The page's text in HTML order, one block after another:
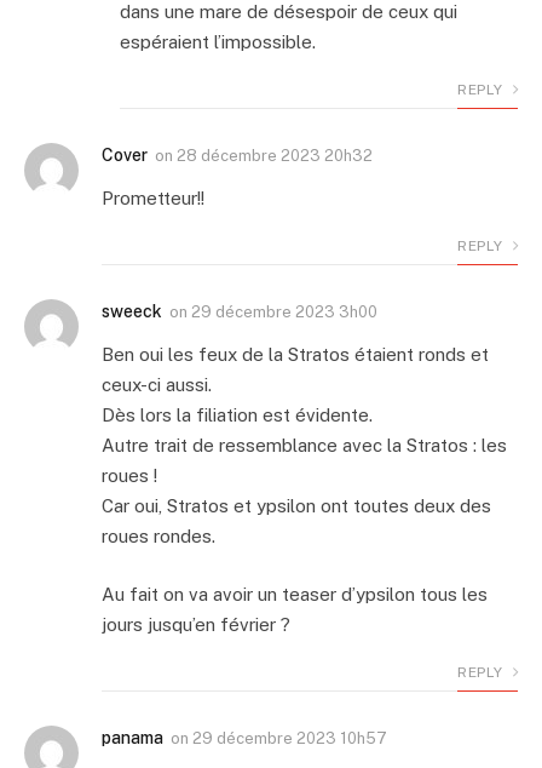
dans une mare de désespoir de ceux qui
espéraient l’impossible.
REPLY
Cover on 28 décembre 2023 20h32
Prometteur!!
REPLY
sweeck on 29 décembre 2023 3h00
Ben oui les feux de la Stratos étaient ronds et
ceux-ci aussi.
Dès lors la filiation est évidente.
Autre trait de ressemblance avec la Stratos : les
roues !
Car oui, Stratos et ypsilon ont toutes deux des
roues rondes.
Au fait on va avoir un teaser d’ypsilon tous les
jours jusqu’en février ?
REPLY
panama on 29 décembre 2023 10h57